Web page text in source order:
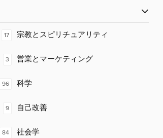
17 宗教とスピリチュアリティ
3 営業とマーケティング
96 科学
9 自己改善
84 社会学